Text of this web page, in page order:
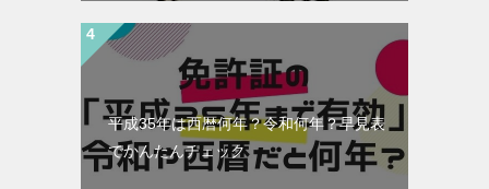
平成35年は西暦何年？令和何年？早見表
でかんたんチェック